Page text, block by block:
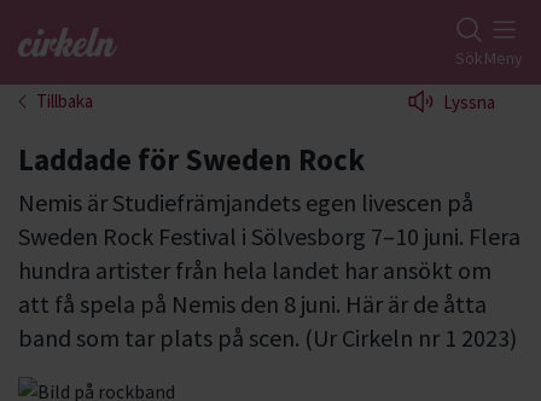
Gå till studiefrämjandets startsida SökMeny
Tillbaka Lyssna
Laddade för Sweden Rock
Nemis är Studiefrämjandets egen livescen på
Sweden Rock Festival i Sölvesborg 7–10 juni. Flera
hundra artister från hela landet har ansökt om
att få spela på Nemis den 8 juni. Här är de åtta
band som tar plats på scen. (Ur Cirkeln nr 1 2023)